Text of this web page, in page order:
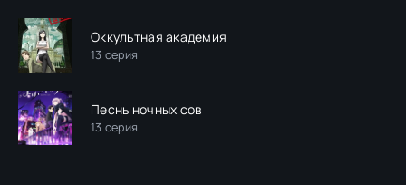
Оккультная академия
13 серия
Песнь ночных сов
13 серия